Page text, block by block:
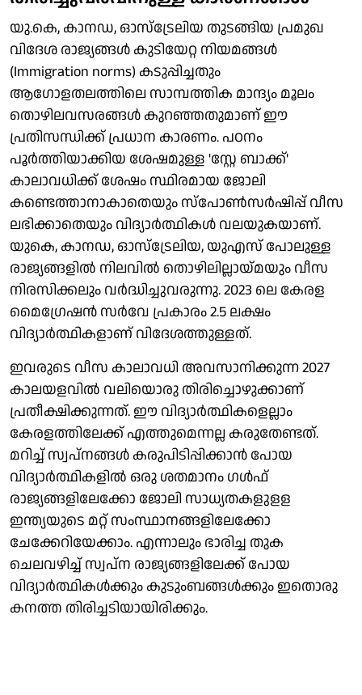
യു.കെ, കാനഡ, ഓസ്‌ട്രേലിയ തുടങ്ങിയ പ്രമുഖ
വിദേശ രാജ്യങ്ങൾ കുടിയേറ്റ നിയമങ്ങൾ
(Immigration norms) കടുപ്പിച്ചതും
ആഗോളതലത്തിലെ സാമ്പത്തിക മാന്ദ്യം മൂലം
തൊഴിലവസരങ്ങൾ കുറഞ്ഞതുമാണ് ഈ
പ്രതിസന്ധിക്ക് പ്രധാന കാരണം. പഠനം
പൂർത്തിയാക്കിയ ശേഷമുള്ള 'സ്റ്റേ ബാക്ക്'
കാലാവധിക്ക് ശേഷം സ്ഥിരമായ ജോലി
കണ്ടെത്താനാകാതെയും സ്പോൺസർഷിപ്പ് വീസ
ലഭിക്കാതെയും വിദ്യാർത്ഥികൾ വലയുകയാണ്.
യുകെ, കാനഡ, ഓസ്ട്രേലിയ, യുഎസ് പോലുള്ള
രാജ്യങ്ങളില്‍ നിലവിൽ തൊഴിലില്ലായ്മയും വീസ
നിരസിക്കലും വർദ്ധിച്ചുവരുന്നു. 2023 ലെ കേരള
മൈഗ്രേഷൻ സർവേ പ്രകാരം 2.5 ലക്ഷം
വിദ്യാർത്ഥികളാണ് വിദേശത്തുള്ളത്.
ഇവരുടെ വീസ കാലാവധി അവസാനിക്കുന്ന 2027
കാലയളവിൽ വലിയൊരു തിരിച്ചൊഴുക്കാണ്
പ്രതീക്ഷിക്കുന്നത്. ഈ വിദ്യാര്‍ത്ഥികളെല്ലാം
കേരളത്തിലേക്ക് എത്തുമെന്നല്ല കരുതേണ്ടത്.
മറിച്ച് സ്വപ്നങ്ങള്‍ കരുപിടിപ്പിക്കാന്‍ പോയ
വിദ്യാര്‍ത്ഥികളില്‍ ഒരു ശതമാനം ഗള്‍ഫ്
രാജ്യങ്ങളിലേക്കോ ജോലി സാധ്യതകളുളള
ഇന്ത്യയുടെ മറ്റ് സംസ്ഥാനങ്ങളിലേക്കോ
ചേക്കേറിയേക്കാം. എന്നാലും ഭാരിച്ച തുക
ചെലവഴിച്ച് സ്വപ്ന രാജ്യങ്ങളിലേക്ക് പോയ
വിദ്യാര്‍ത്ഥികള്‍ക്കും കുടുംബങ്ങള്‍ക്കും ഇതൊരു
കനത്ത തിരിച്ചടിയായിരിക്കും.